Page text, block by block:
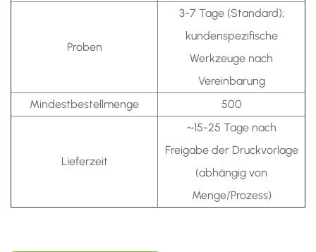
Proben
3-7 Tage (Standard);
kundenspezifische
Werkzeuge nach
Vereinbarung
Mindestbestellmenge
500
Lieferzeit
~15-25 Tage nach
Freigabe der Druckvorlage
(abhängig von
Menge/Prozess)